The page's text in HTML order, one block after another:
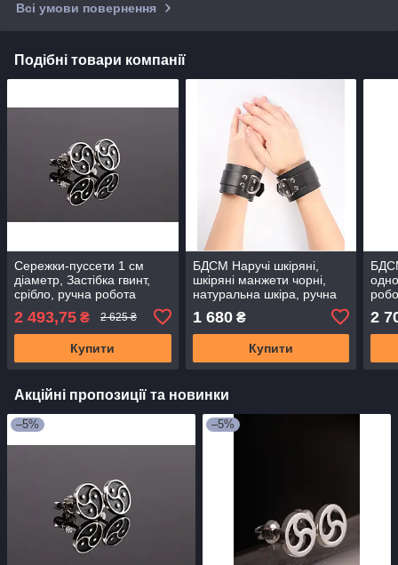
Всі умови повернення
Подібні товари компанії
Сережки-пуссети 1 см
діаметр, Застібка гвинт,
срібло, ручна робота
2 493,75 ₴ 2 625 ₴
Купити
БДСМ Наручі шкіряні,
шкіряні манжети чорні,
натуральна шкіра, ручна
1 680₴
Купити
2
Акційні пропозиції та новинки
–5% –5%